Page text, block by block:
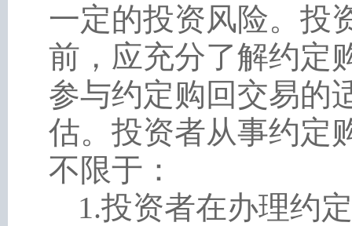
一定的投资风险。投
前，应充分了解约定
参与约定购回交易的
估。投资者从事约定
不限于：
1.投资者在办理约